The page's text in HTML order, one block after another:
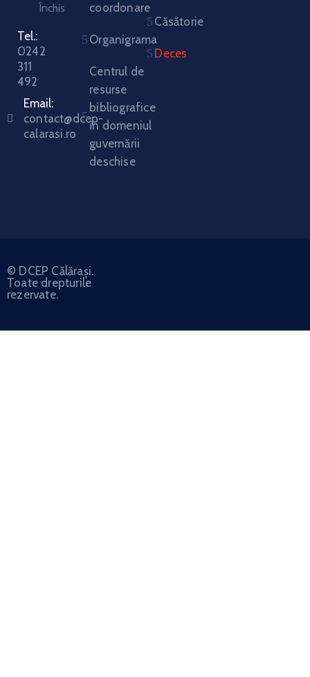
Închis
Tel.:
0242
311
492
Email:
contact@dcep-
calarasi.ro
coordonare
Organigrama
Centrul de
resurse
bibliografice
în domeniul
guvernării
deschise
Căsătorie
Deces
© DCEP Călărași.
Toate drepturile
rezervate.